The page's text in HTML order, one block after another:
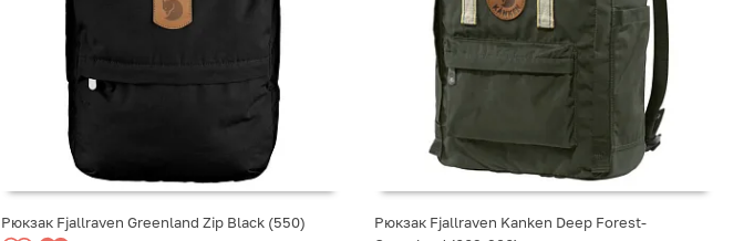
Рюкзак Fjallraven Greenland Zip Black (550)
Рюкзак Fjallraven Kanken Deep Forest-